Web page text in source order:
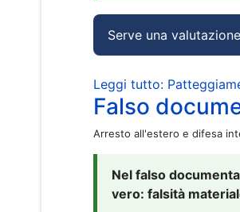
Serve una
Leggi tutto:
Falso
Arresto all'estero e difesa
Nel falso
vero: falsità